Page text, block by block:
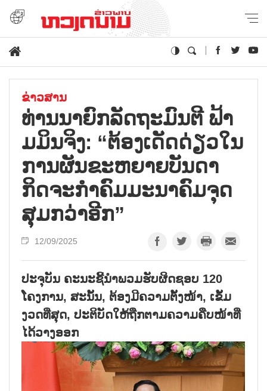
ຂ່າວສານ
ທ່ານນາຍົກລັດຖະມົນຕີ ຟ້າ
ມມິນຈິງ: “ຕ້ອງເດັດດ່ຽວໃນ
ການຜັນຂະຫຍາຍບັນດາ
ກິດຈະກຳຄົມມະນາຄົມຈຸດ
ສຸມກວ່າອີກ”
12/09/2025
ປະຈຸບັນ ຄະນະຊີ້ນຳພວມຮັບຜິດຊອບ 120
ໂຄງການ, ສະນັ້ນ, ຕ້ອງມີຄວາມຕັ້ງໜ້າ, ເຂັ້ມ
ງວດທີ່ສຸດ, ປະຕິບັດໃຫ້ຖືກຕາມຄວາມຄືບໜ້າທີ່
ໄດ້ວາງອອກ